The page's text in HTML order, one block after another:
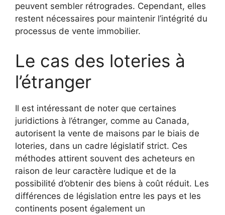
peuvent sembler rétrogrades. Cependant, elles
restent nécessaires pour maintenir l’intégrité du
processus de vente immobilier.
Le cas des loteries à
l’étranger
Il est intéressant de noter que certaines
juridictions à l’étranger, comme au Canada,
autorisent la vente de maisons par le biais de
loteries, dans un cadre législatif strict. Ces
méthodes attirent souvent des acheteurs en
raison de leur caractère ludique et de la
possibilité d’obtenir des biens à coût réduit. Les
différences de législation entre les pays et les
continents posent également un